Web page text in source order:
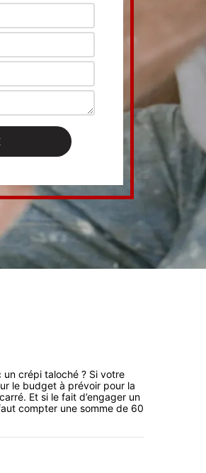
crépi taloché ? Si votre
le budget à prévoir pour la
Et si le fait d’engager un
compter une somme de 60